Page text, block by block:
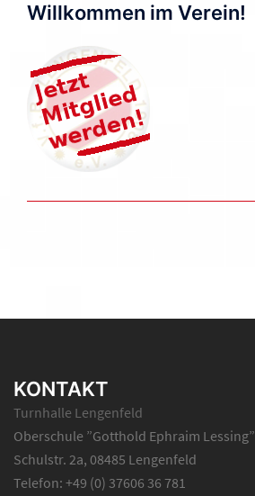
Willkommen im Verein!
KONTAKT
Turnhalle Lengenfeld
Oberschule ”Gotthold Ephraim Lessing”
Schulstr. 2a, 08485 Lengenfeld
Telefon: +49 (0) 37606 36 781